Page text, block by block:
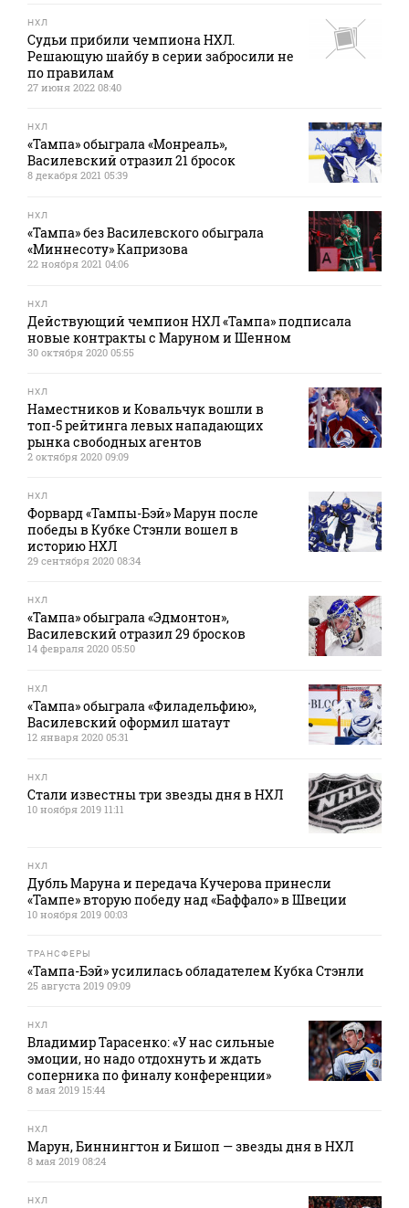
НХЛ
Судьи прибили чемпиона НХЛ.
Решающую шайбу в серии забросили не
по правилам
27 июня 2022 08:40
НХЛ
«Тампа» обыграла «Монреаль»,
Василевский отразил 21 бросок
8 декабря 2021 05:39
НХЛ
«Тампа» без Василевского обыграла
«Миннесоту» Капризова
22 ноября 2021 04:06
НХЛ
Действующий чемпион НХЛ «Тампа» подписала
новые контракты с Маруном и Шенном
30 октября 2020 05:55
НХЛ
Наместников и Ковальчук вошли в
топ-5 рейтинга левых нападающих
рынка свободных агентов
2 октября 2020 09:09
НХЛ
Форвард «Тампы-Бэй» Марун после
победы в Кубке Стэнли вошел в
историю НХЛ
29 сентября 2020 08:34
НХЛ
«Тампа» обыграла «Эдмонтон»,
Василевский отразил 29 бросков
14 февраля 2020 05:50
НХЛ
«Тампа» обыграла «Филадельфию»,
Василевский оформил шатаут
12 января 2020 05:31
НХЛ
Стали известны три звезды дня в НХЛ
10 ноября 2019 11:11
НХЛ
Дубль Маруна и передача Кучерова принесли
«Тампе» вторую победу над «Баффало» в Швеции
10 ноября 2019 00:03
ТРАНСФЕРЫ
«Тампа-Бэй» усилилась обладателем Кубка Стэнли
25 августа 2019 09:09
НХЛ
Владимир Тарасенко: «У нас сильные
эмоции, но надо отдохнуть и ждать
соперника по финалу конференции»
8 мая 2019 15:44
НХЛ
Марун, Биннингтон и Бишоп — звезды дня в НХЛ
8 мая 2019 08:24
НХЛ